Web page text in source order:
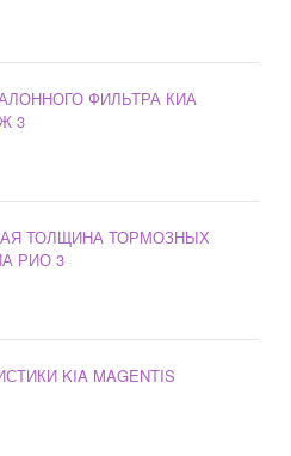
ФИЛЬТРА КИА
3
ТОЛЩИНА ТОРМОЗНЫХ
РИО 3
KIA MAGENTIS